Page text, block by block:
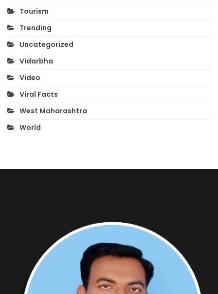
Tourism
Trending
Uncategorized
Vidarbha
Video
Viral Facts
West Maharashtra
World